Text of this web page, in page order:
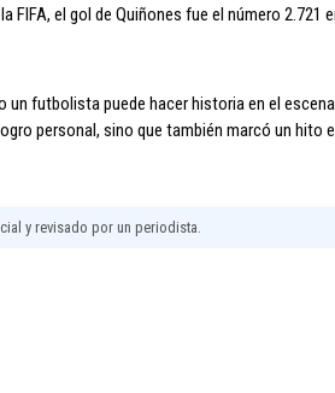
el gol de Quiñones fue el número 2.721
un futbolista puede hacer historia en el
personal, sino que también marcó un hito
y revisado por un periodista.